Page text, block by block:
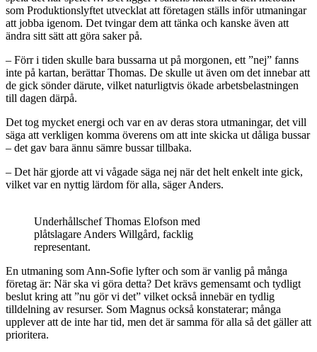
som Produktionslyftet utvecklat att företagen ställs inför utmaningar
att jobba igenom. Det tvingar dem att tänka och kanske även att
ändra sitt sätt att göra saker på.
– Förr i tiden skulle bara bussarna ut på morgonen, ett ”nej” fanns
inte på kartan, berättar Thomas. De skulle ut även om det innebar att
de gick sönder därute, vilket naturligtvis ökade arbetsbelastningen
till dagen därpå.
Det tog mycket energi och var en av deras stora utmaningar, det vill
säga att verkligen komma överens om att inte skicka ut dåliga bussar
– det gav bara ännu sämre bussar tillbaka.
– Det här gjorde att vi vågade säga nej när det helt enkelt inte gick,
vilket var en nyttig lärdom för alla, säger Anders.
Underhållschef Thomas Elofson med
plåtslagare Anders Willgård, facklig
representant.
En utmaning som Ann-Sofie lyfter och som är vanlig på många
företag är: När ska vi göra detta? Det krävs gemensamt och tydligt
beslut kring att ”nu gör vi det” vilket också innebär en tydlig
tilldelning av resurser. Som Magnus också konstaterar; många
upplever att de inte har tid, men det är samma för alla så det gäller att
prioritera.